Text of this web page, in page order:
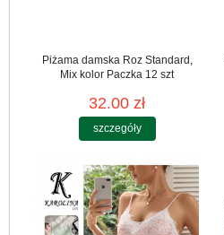
Piżama damska Roz Standard,
Mix kolor Paczka 12 szt
32.00 zł
szczegóły